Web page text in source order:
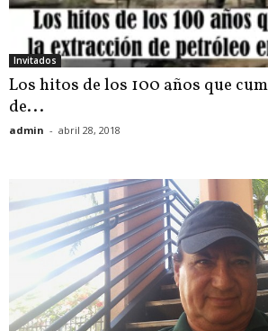
Invitados
Los hitos de los 100 años que
de...
admin - abril 28, 2018